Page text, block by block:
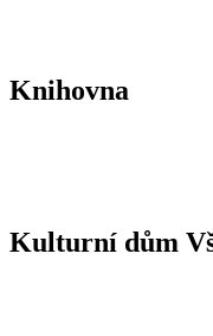
Knihovna
Kulturní dům